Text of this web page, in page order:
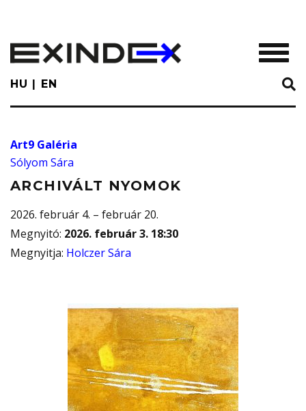
main
content
HU EN
Art9 Galéria
Sólyom Sára
ARCHIVÁLT NYOMOK
2026. február 4. – február 20.
Megnyitó: 2026. február 3. 18:30
Megnyitja: Holczer Sára